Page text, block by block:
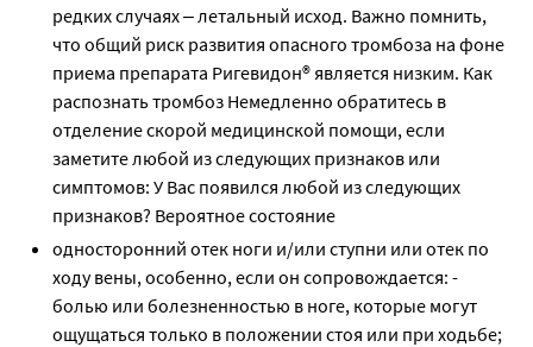
редких случаях ‒ летальный исход. Важно помнить,
что общий риск развития опасного тромбоза на фоне
приема препарата Ригевидон® является низким. Как
распознать тромбоз Немедленно обратитесь в
отделение скорой медицинской помощи, если
заметите любой из следующих признаков или
симптомов: У Вас появился любой из следующих
признаков? Вероятное состояние
односторонний отек ноги и/или ступни или отек по
ходу вены, особенно, если он сопровождается: -
болью или болезненностью в ноге, которые могут
ощущаться только в положении стоя или при ходьбе;